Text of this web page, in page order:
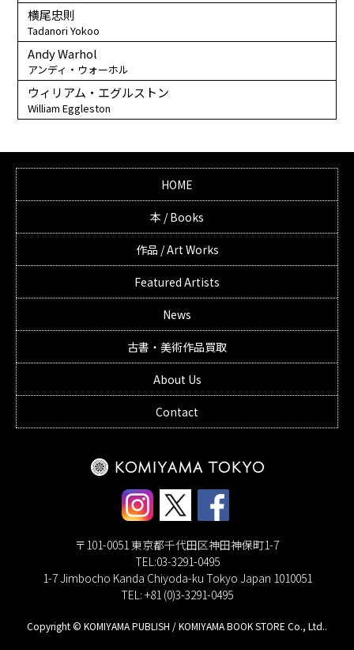
横尾忠則
Tadanori Yokoo
Andy Warhol
アンディ・ウォーホル
ウィリアム・エグルストン
William Eggleston
HOME
本 / Books
作品 / Art Works
Featured Artists
News
古書・美術作品買取
About Us
Contact
〒101-0051 東京都千代田区神田神保町1-7
TEL:03-3291-0495
1-7 Jimbocho Kanda Chiyoda-ku Tokyo Japan 1010051
TEL: +81 (0)3-3291-0495
Copyright © KOMIYAMA PUBLISH / KOMIYAMA BOOK STORE Co., Ltd..